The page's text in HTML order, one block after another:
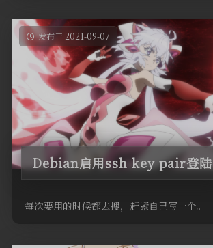
发布于 2021-09-07
Debian启用ssh key pair登陆
每次要用的时候都去搜，赶紧自己写一个。